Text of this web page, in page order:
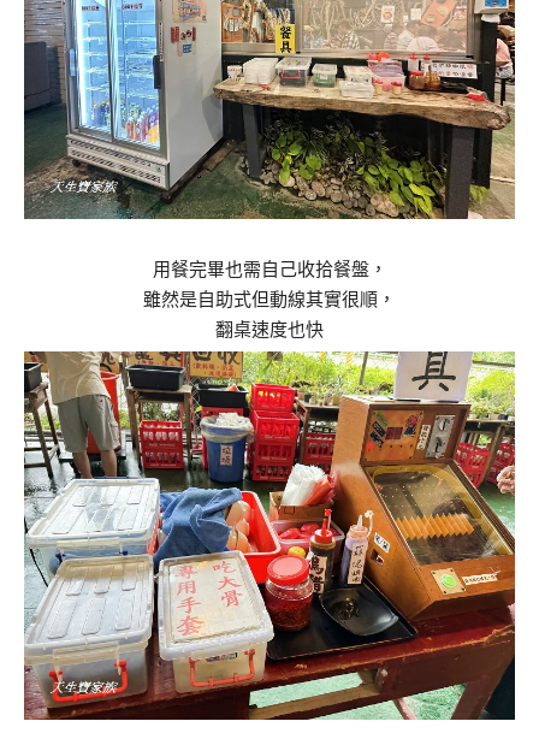
用餐完畢也需自己收拾餐盤，
雖然是自助式但動線其實很順，
翻桌速度也快